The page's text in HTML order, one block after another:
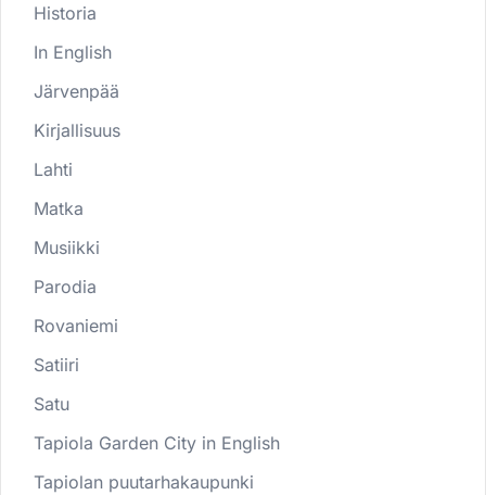
Historia
In English
Järvenpää
Kirjallisuus
Lahti
Matka
Musiikki
Parodia
Rovaniemi
Satiiri
Satu
Tapiola Garden City in English
Tapiolan puutarhakaupunki